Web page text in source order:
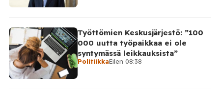
Työttömien Keskusjärjestö: ”100
000 uutta työpaikkaa ei ole
syntymässä leikkauksista”
PolitiikkaEilen 08:38